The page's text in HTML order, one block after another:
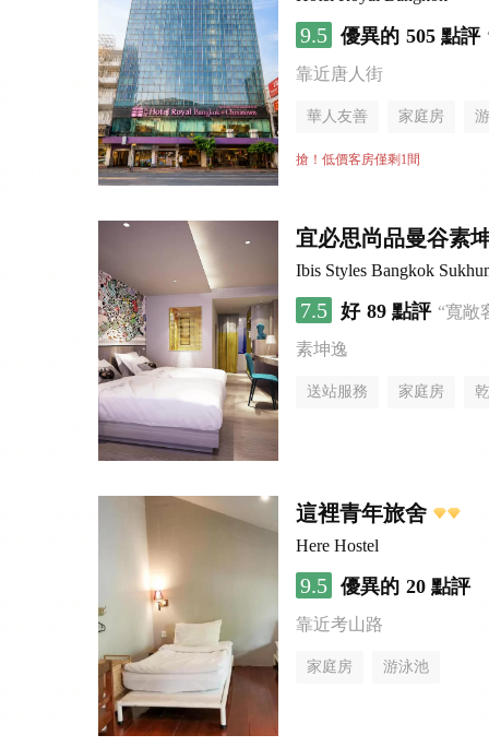
9.5 優異的 505 點評
靠近唐人街
華人友善 家庭房
搶！低價客房僅剩1間
宜必思尚品曼谷素
Ibis Styles Bangkok
7.5 好 89 點評 “寬敞
素坤逸
送站服務 家庭房
這裡青年旅舍
Here Hostel
9.5 優異的 20 點評
靠近考山路
家庭房 游泳池